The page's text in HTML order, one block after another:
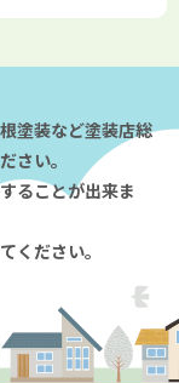
塗装など塗装店総
さい。
ることが出来ま
ください。